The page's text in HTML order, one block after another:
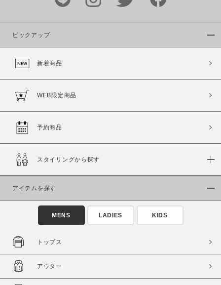
ピックアップ
新着商品
WEB限定商品
予約商品
スタイリングから探す
アイテムを探す
MENS LADIES KIDS
トップス
アウター